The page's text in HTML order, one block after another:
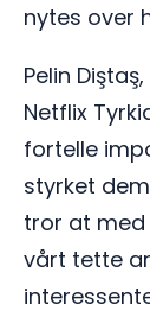
nytes over
Pelin
Netflix
fortelle
styrket
tror at
vårt tette